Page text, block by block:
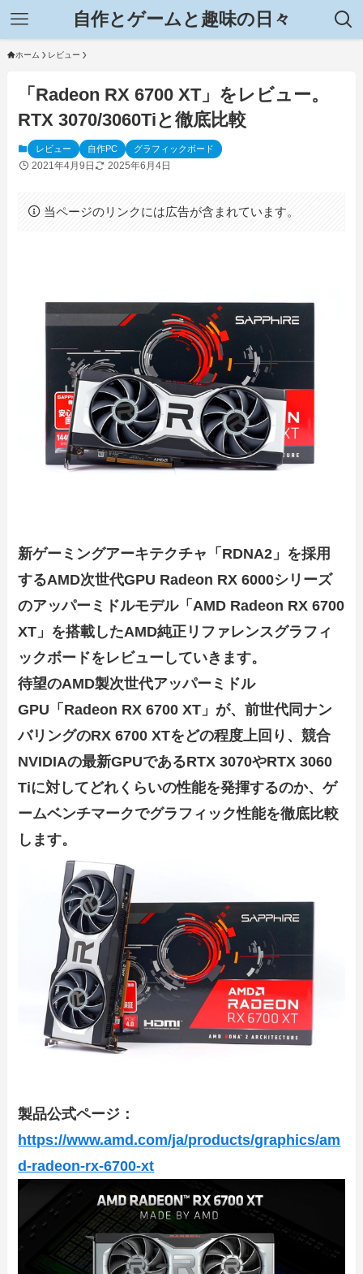
自作とゲームと趣味の日々
ホーム レビュー
「Radeon RX 6700 XT」をレビュー。
RTX 3070/3060Tiと徹底比較
レビュー 自作PC グラフィックボード
2021年4月9日 2025年6月4日
当ページのリンクには広告が含まれています。
新ゲーミングアーキテクチャ「RDNA2」を採用
するAMD次世代GPU Radeon RX 6000シリーズ
のアッパーミドルモデル「AMD Radeon RX 6700
XT」を搭載したAMD純正リファレンスグラフィ
ックボードをレビューしていきます。
待望のAMD製次世代アッパーミドル
GPU「Radeon RX 6700 XT」が、前世代同ナン
バリングのRX 6700 XTをどの程度上回り、競合
NVIDIAの最新GPUであるRTX 3070やRTX 3060
Tiに対してどれくらいの性能を発揮するのか、ゲ
ームベンチマークでグラフィック性能を徹底比較
します。
製品公式ページ：
https://www.amd.com/ja/products/graphics/am
d-radeon-rx-6700-xt